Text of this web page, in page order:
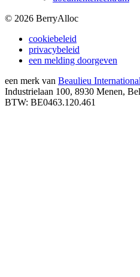
© 2026 BerryAlloc
cookiebeleid
privacybeleid
een melding doorgeven
een merk van Beaulieu
Industrielaan 100, 8930 Menen,
BTW: BE0463.120.461